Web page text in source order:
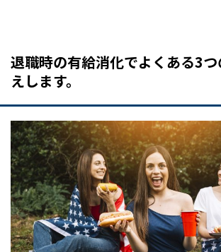
退職時の有給消化でよくある3
えします。